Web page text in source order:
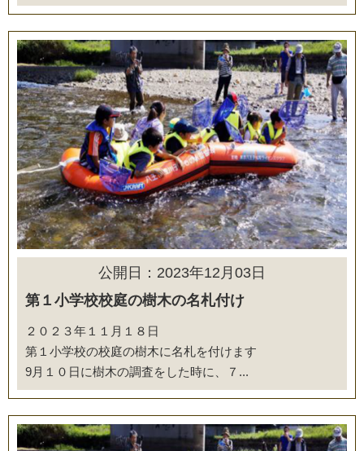
公開日：2023年12月03日
第１小学校校庭の樹木の名札付け
２０２３年１１月１８日
第１小学校の校庭の樹木に名札を付けます
9月１０日に樹木の調査をした時に、７...